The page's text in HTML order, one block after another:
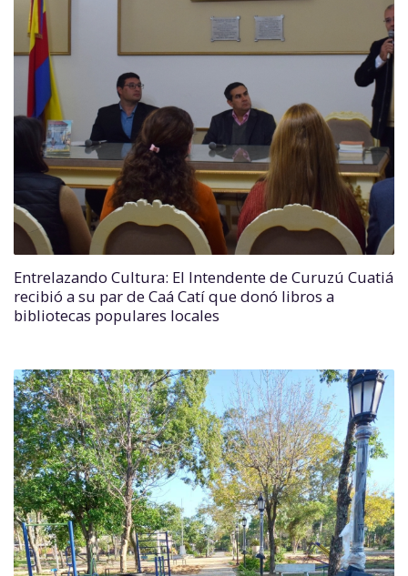
Entrelazando Cultura: El Intendente de Curuzú Cuatiá
recibió a su par de Caá Catí que donó libros a
bibliotecas populares locales